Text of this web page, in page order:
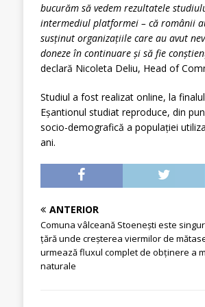
bucurăm să vedem rezultatele
intermediul platformei – că românii
susținut organizațiile care au avut
doneze în continuare și să fie
declară Nicoleta Deliu, Head of
Studiul a fost realizat online, la
Eșantionul studiat reproduce, din
socio-demografică a populaţiei
ani.
ANTERIOR
Comuna vâlceană Stoeneşti este
ţără unde creşterea viermilor de
urmează fluxul complet de obținere a
naturale